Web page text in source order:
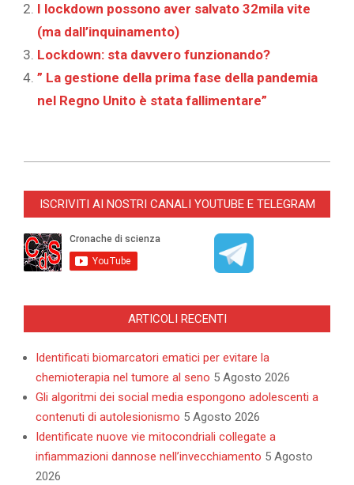
I lockdown possono aver salvato 32mila vite
(ma dall’inquinamento)
Lockdown: sta davvero funzionando?
” La gestione della prima fase della pandemia
nel Regno Unito è stata fallimentare”
01-
ISCRIVITI AI NOSTRI CANALI YOUTUBE E TELEGRAM
ARTICOLI RECENTI
Identificati biomarcatori ematici per evitare la
chemioterapia nel tumore al seno 5 Agosto 2026
Gli algoritmi dei social media espongono adolescenti a
contenuti di autolesionismo 5 Agosto 2026
Identificate nuove vie mitocondriali collegate a
infiammazioni dannose nell’invecchiamento 5 Agosto
2026